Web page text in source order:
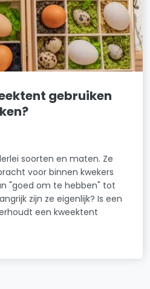
gebruiken
soorten en maten. Ze
voor binnen kwekers
"goed om te hebben" tot
zijn ze eigenlijk? Is een
een kweektent